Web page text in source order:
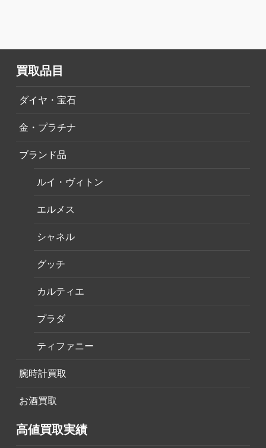
買取品目
ダイヤ・宝石
金・プラチナ
ブランド品
ルイ・ヴィトン
エルメス
シャネル
グッチ
カルティエ
プラダ
ティファニー
腕時計買取
お酒買取
高値買取実績